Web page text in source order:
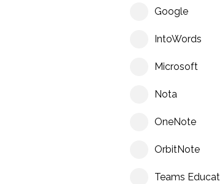
Google
IntoWords
Microsoft
Nota
OneNote
OrbitNote
Teams